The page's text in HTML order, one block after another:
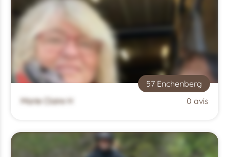
57 Enchenberg
Marie Claire H
0 avis